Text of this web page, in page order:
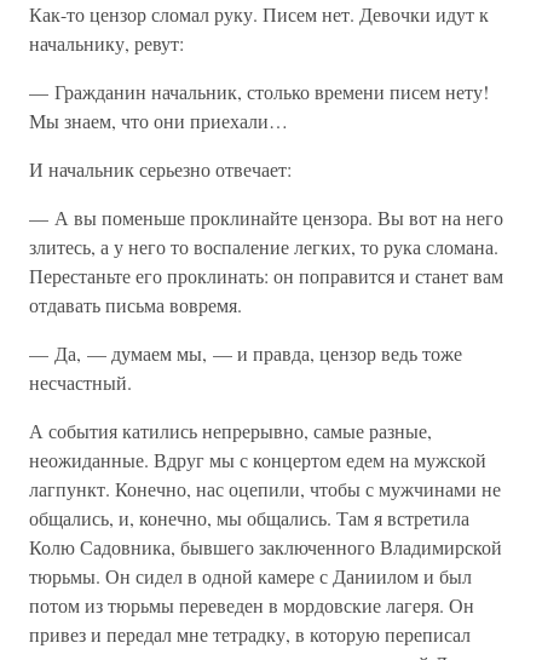
Как-то цензор сломал руку. Писем нет. Девочки идут к
начальнику, ревут:
— Гражданин начальник, столько времени писем нету!
Мы знаем, что они приехали…
И начальник серьезно отвечает:
— А вы поменьше проклинайте цензора. Вы вот на него
злитесь, а у него то воспаление легких, то рука сломана.
Перестаньте его проклинать: он поправится и станет вам
отдавать письма вовремя.
— Да, — думаем мы, — и правда, цензор ведь тоже
несчастный.
А события катились непрерывно, самые разные,
неожиданные. Вдруг мы с концертом едем на мужской
лагпункт. Конечно, нас оцепили, чтобы с мужчинами не
общались, и, конечно, мы общались. Там я встретила
Колю Садовника, бывшего заключенного Владимирской
тюрьмы. Он сидел в одной камере с Даниилом и был
потом из тюрьмы переведен в мордовские лагеря. Он
привез и передал мне тетрадку, в которую переписал